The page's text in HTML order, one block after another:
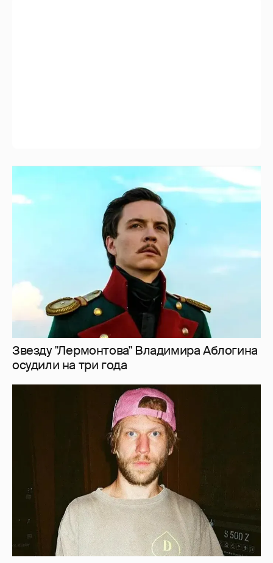
Звезду "Лермонтова" Владимира Аблогина
осудили на три года
Иван Дорн начал вести образовательные
курсы на русском языке
3